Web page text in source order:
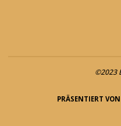
©2023
PRÄSENTIERT VON